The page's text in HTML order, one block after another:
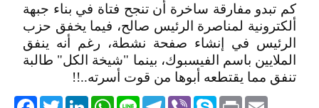
كم تبدو مفارقة ساخرة أن تنجح فتاة في بناء جبهة
ألكترونية لمناصرة الرئيس صالح، فيما يخفق حزب
الرئيس في إنشاء صفحة نشطة، رغم أنه ينفق
الملايين باسم الفيسبوك، بينما "شيخة الكل" طالبة
تنفق مما يقتطعه أبوها من قوت أسرته..!!
TwitterLinkedIn
WhatsApp Line
Telegram ViberSkype PrintEmail